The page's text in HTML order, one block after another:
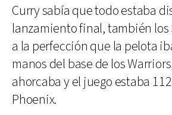
Curry sabía que todo estaba
lanzamiento final, también los
a la perfección que la pelota
manos del base de los
ahorcaba y el juego estaba
Phoenix.